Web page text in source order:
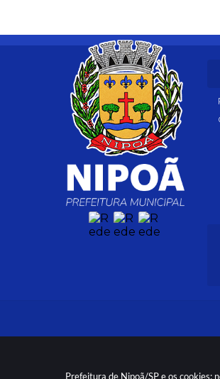
Prefeitura de Nipoã/SP e os cookies: